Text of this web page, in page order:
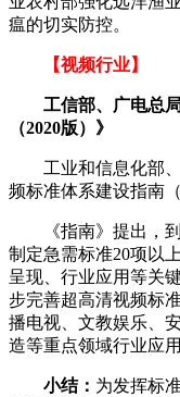
瘟的切实防控。
【视频行业】
工信部、广电总
（2020版）》
工业和信息化部、
频标准体系建设指南（
《指南》提出，到
制定急需标准20项以
呈现、行业应用等关
步完善超高清视频标
播电视、文教娱乐、
造等重点领域行业应
小结： 为发挥标